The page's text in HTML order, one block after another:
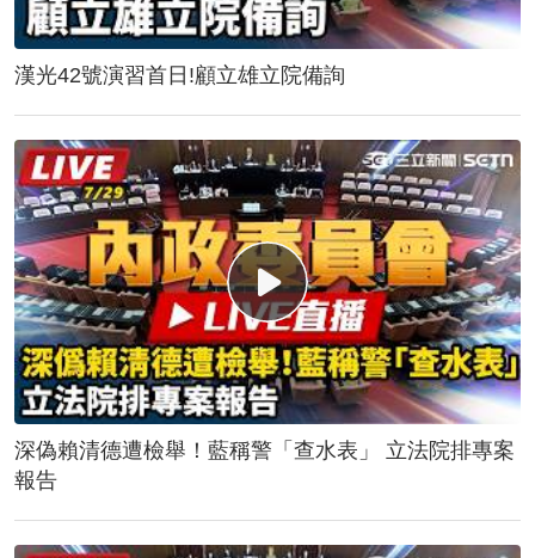
漢光42號演習首日!顧立雄立院備詢
深偽賴清德遭檢舉！藍稱警「查水表」 立法院排專案
報告